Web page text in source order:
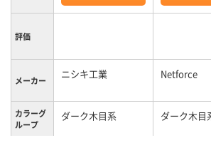
評価
メーカー ニシキ工業 Netforce
カラーグ
ループ
ダーク木目系 ダーク木目